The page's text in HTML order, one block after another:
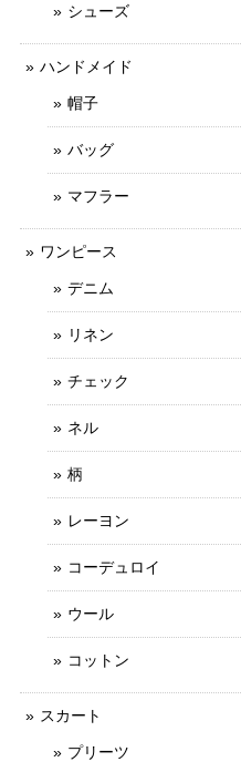
シューズ
ハンドメイド
帽子
バッグ
マフラー
ワンピース
デニム
リネン
チェック
ネル
柄
レーヨン
コーデュロイ
ウール
コットン
スカート
プリーツ